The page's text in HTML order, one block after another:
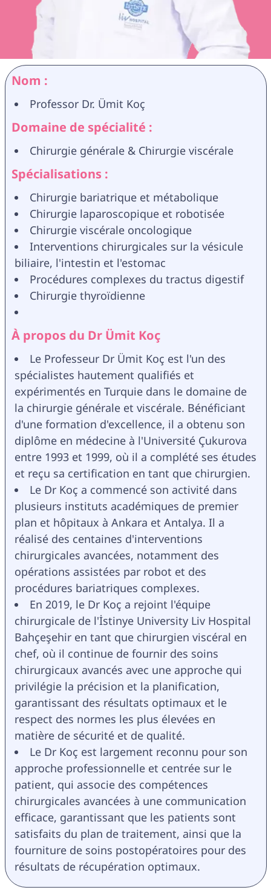
Nom :
Professor Dr. Ümit Koç
Domaine de spécialité :
Chirurgie générale & Chirurgie viscérale
Spécialisations :
Chirurgie bariatrique et métabolique
Chirurgie laparoscopique et robotisée
Chirurgie viscérale oncologique
Interventions chirurgicales sur la vésicule
biliaire, l'intestin et l'estomac
Procédures complexes du tractus digestif
Chirurgie thyroïdienne
À propos du Dr Ümit Koç
Le Professeur Dr Ümit Koç est l'un des
spécialistes hautement qualifiés et
expérimentés en Turquie dans le domaine de
la chirurgie générale et viscérale. Bénéficiant
d'une formation d'excellence, il a obtenu son
diplôme en médecine à l'Université Çukurova
entre 1993 et 1999, où il a complété ses études
et reçu sa certification en tant que chirurgien.
Le Dr Koç a commencé son activité dans
plusieurs instituts académiques de premier
plan et hôpitaux à Ankara et Antalya. Il a
réalisé des centaines d'interventions
chirurgicales avancées, notamment des
opérations assistées par robot et des
procédures bariatriques complexes.
En 2019, le Dr Koç a rejoint l'équipe
chirurgicale de l'İstinye University Liv Hospital
Bahçeşehir en tant que chirurgien viscéral en
chef, où il continue de fournir des soins
chirurgicaux avancés avec une approche qui
privilégie la précision et la planification,
garantissant des résultats optimaux et le
respect des normes les plus élevées en
matière de sécurité et de qualité.
Le Dr Koç est largement reconnu pour son
approche professionnelle et centrée sur le
patient, qui associe des compétences
chirurgicales avancées à une communication
efficace, garantissant que les patients sont
satisfaits du plan de traitement, ainsi que la
fourniture de soins postopératoires pour des
résultats de récupération optimaux.